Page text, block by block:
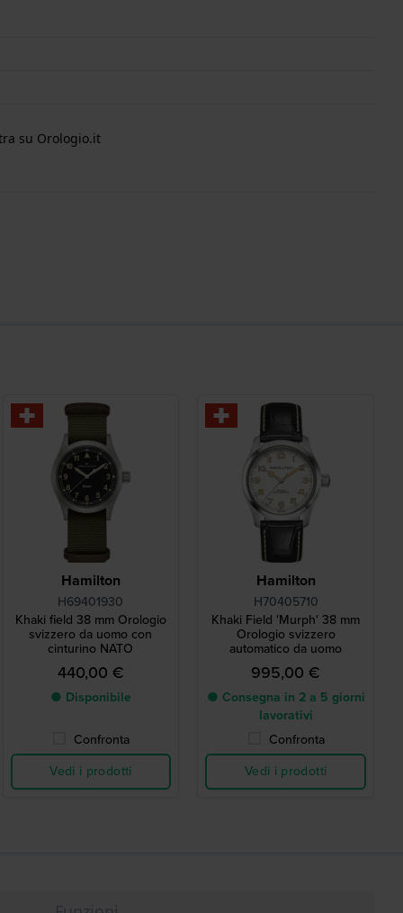
su Orologio.it
Hamilton
H69401930
Khaki field 38 mm Orologio
svizzero da uomo con
cinturino NATO
440,00 €
● Disponibile
Confronta
Vedi i prodotti
Hamilton
H70405710
Khaki Field 'Murph' 38 mm
Orologio svizzero
automatico da uomo
995,00 €
● Consegna in 2 a 5 giorni
lavorativi
Confronta
Vedi i prodotti